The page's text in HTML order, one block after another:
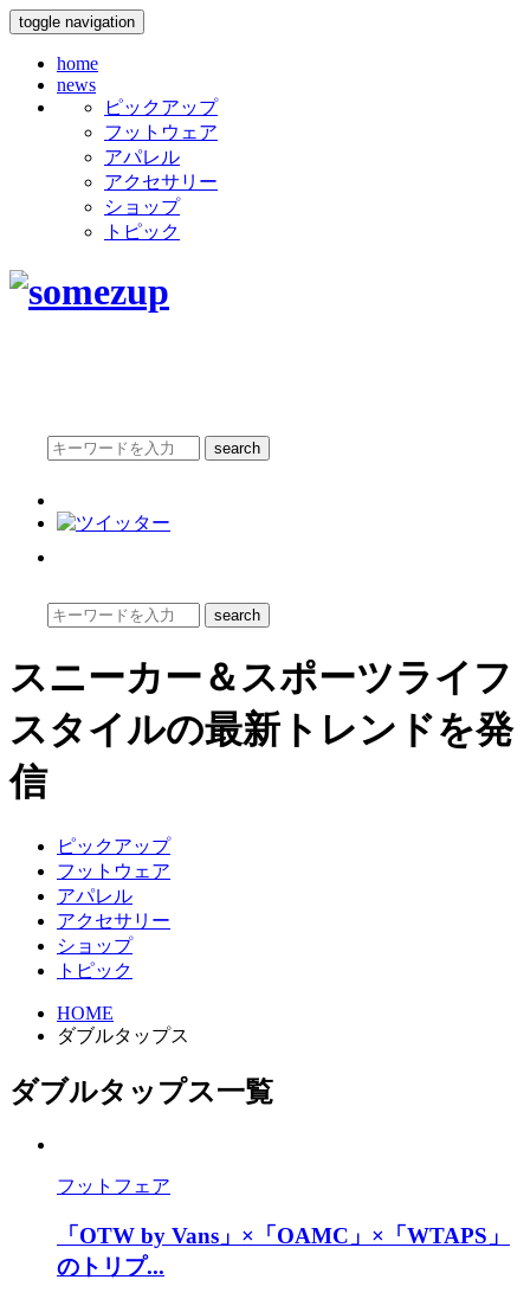
toggle navigation
home
news
ピックアップ
フットウェア
アパレル
アクセサリー
ショップ
トピック
スニーカー＆スポーツライフ
スタイルの最新トレンドを発
信
ピックアップ
フットウェア
アパレル
アクセサリー
ショップ
トピック
HOME
ダブルタップス
ダブルタップス一覧
フットフェア
「OTW by Vans」×「OAMC」×「WTAPS」
のトリプ...